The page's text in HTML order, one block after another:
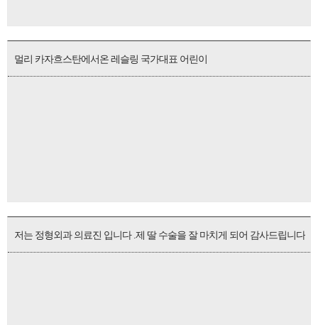
멀리 카자흐스탄에서온 레슬링 국가대표 어린이
저는 정형외과 의료진 입니다 .제 딸 수술을 잘 마치게 되어 감사드립니다